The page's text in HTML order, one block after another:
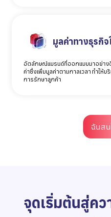
มูลค่าทางธุรกิจ
อัตลักษณ์แบรนด์ที่ออกแบบมาอย่าง
ค่าซึ่งเพิ่มมูลค่าตามกาลเวลา ทำให้
การรักษาลูกค้า
ฉันสน
จุดเริ่มต้นสู่คว